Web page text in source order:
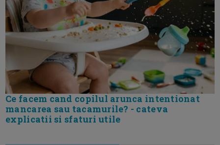
Ce facem cand copilul arunca intentionat
mancarea sau tacamurile? - cateva
explicatii si sfaturi utile